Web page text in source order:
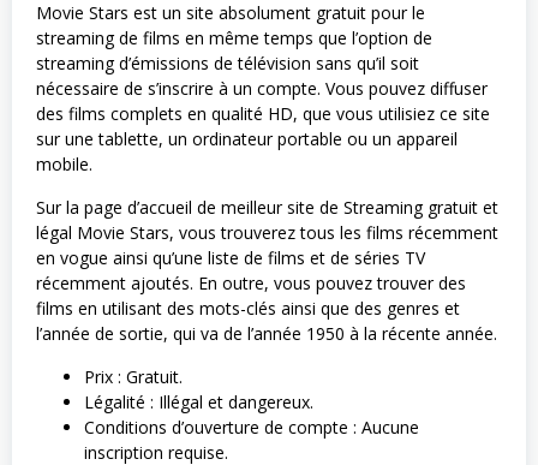
Movie Stars est un site absolument gratuit pour le
streaming de films en même temps que l’option de
streaming d’émissions de télévision sans qu’il soit
nécessaire de s’inscrire à un compte. Vous pouvez diffuser
des films complets en qualité HD, que vous utilisiez ce site
sur une tablette, un ordinateur portable ou un appareil
mobile.
Sur la page d’accueil de meilleur site de Streaming gratuit et
légal Movie Stars, vous trouverez tous les films récemment
en vogue ainsi qu’une liste de films et de séries TV
récemment ajoutés. En outre, vous pouvez trouver des
films en utilisant des mots-clés ainsi que des genres et
l’année de sortie, qui va de l’année 1950 à la récente année.
Prix : Gratuit.
Légalité : Illégal et dangereux.
Conditions d’ouverture de compte : Aucune
inscription requise.